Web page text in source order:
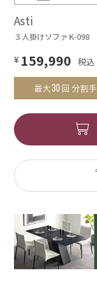
３人掛けソファ K-098
Asti
¥ 159,990
最大30 回 分割